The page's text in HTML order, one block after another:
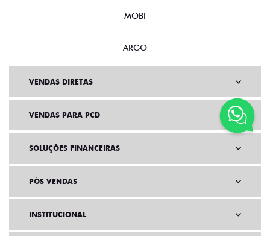
MOBI
ARGO
VENDAS DIRETAS
VENDAS PARA PCD
SOLUÇÕES FINANCEIRAS
PÓS VENDAS
INSTITUCIONAL